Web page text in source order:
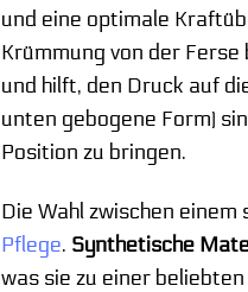
und eine optimale
Krümmung von der
und hilft, den Druck auf
unten gebogene Form)
Position zu bringen.
Die Wahl zwischen
Pflege. Synthetische
was sie zu einer